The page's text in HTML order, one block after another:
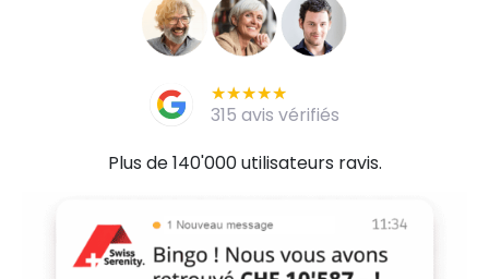
★★★★★
★★★★★
315 avis vérifiés
Plus de 140'000 utilisateurs ravis.